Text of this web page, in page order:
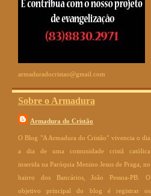
armaduradocristao@gmail.com
Sobre o Armadura
Armadura do Cristão
O Blog "A Armadura do Cristão" vivencia o dia
a dia de uma comunidade cristã católica
inserida na Paróquia Menino Jesus de Praga, no
bairro dos Bancários, João Pessoa-PB. O
objetivo principal do blog é registrar os